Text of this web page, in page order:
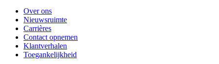
Over ons
Nieuwsruimte
Carrières
Contact opnemen
Klantverhalen
Toegankelijkheid